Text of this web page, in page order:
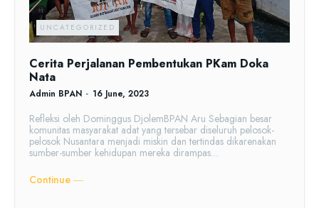
UNCATEGORIZED
Cerita Perjalanan Pembentukan PKam Doka
Nata
Admin BPAN - 16 June, 2023
Refleksi oleh Dominggus DjolemBPAN Aru Sebagian besar
komunitas masyarakat adat yang tersebar diseluruh pelosok-
pelosok Nusantara menjadi miskin dan tertindas dikarenakan
sumber-sumber kehidupan mereka dirampas....
Continue ―